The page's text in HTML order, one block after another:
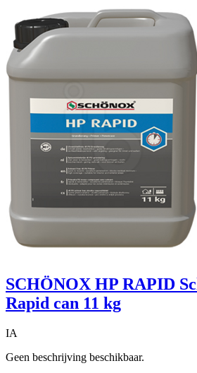
SCHÖNOX HP RAPID
Rapid can 11 kg
IA
Geen beschrijving beschikbaar.